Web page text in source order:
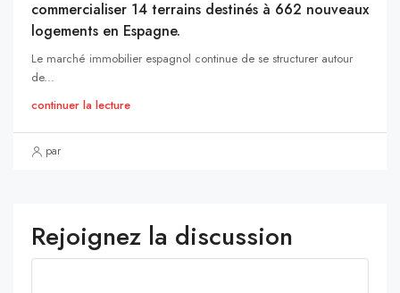
commercialiser 14 terrains destinés à 662 nouveaux
logements en Espagne.
Le marché immobilier espagnol continue de se structurer autour
de...
continuer la lecture
par
Rejoignez la discussion